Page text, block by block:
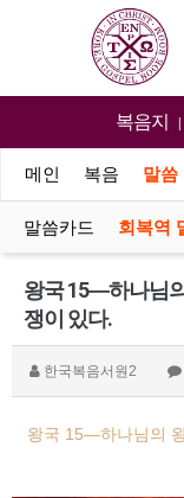
복음지 |
메인 복음 말씀
말씀카드 회복역
왕국 15―하나님
쟁이 있다.
한국복음서원2
왕국 15―하나님의